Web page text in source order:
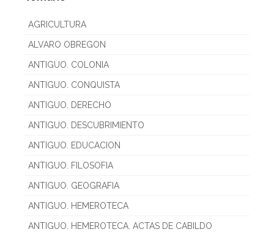
AGRICULTURA
ALVARO OBREGON
ANTIGUO. COLONIA
ANTIGUO. CONQUISTA
ANTIGUO. DERECHO
ANTIGUO. DESCUBRIMIENTO
ANTIGUO. EDUCACION
ANTIGUO. FILOSOFIA
ANTIGUO. GEOGRAFIA
ANTIGUO. HEMEROTECA
ANTIGUO. HEMEROTECA. ACTAS DE CABILDO